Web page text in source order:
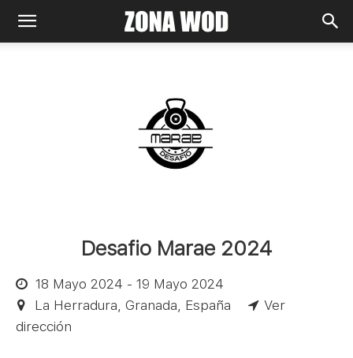
Desafio Marae 2024
18 Mayo 2024 - 19 Mayo 2024
La Herradura, Granada, España
Ver
dirección